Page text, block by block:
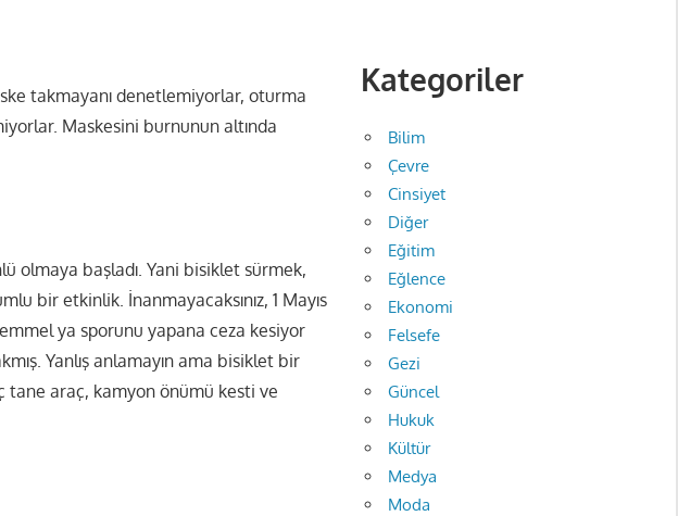
takmayanı denetlemiyorlar, oturma
Maskesini burnunun altında
olmaya başladı. Yani bisiklet sürmek,
bir etkinlik. İnanmayacaksınız, 1 Mayıs
ya sporunu yapana ceza kesiyor
Yanlış anlamayın ama bisiklet bir
tane araç, kamyon önümü kesti ve
Kategoriler
Bilim
Çevre
Cinsiyet
Diğer
Eğitim
Eğlence
Ekonomi
Felsefe
Gezi
Güncel
Hukuk
Kültür
Medya
Moda